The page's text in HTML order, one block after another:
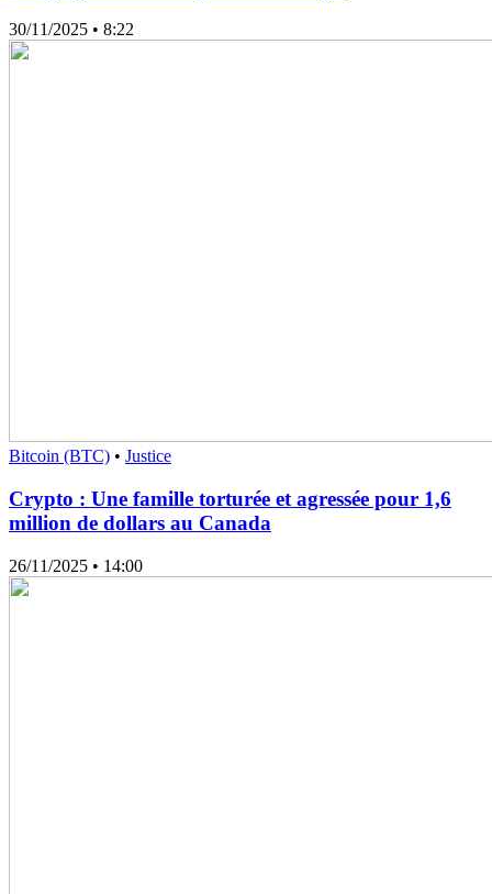
30/11/2025 • 8:22
Bitcoin (BTC) • Justice
Crypto : Une famille torturée et agressée pour 1,6
million de dollars au Canada
26/11/2025 • 14:00